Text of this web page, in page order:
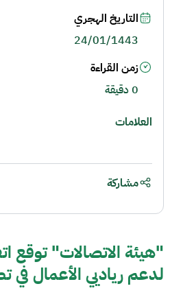
"هيئة الاتصالات" توقع
لدعم رياديي الأعمال في
التاريخ الهجري
24/01/1443
زمن القراءة
0 دقيقة
العلامات
مشاركة